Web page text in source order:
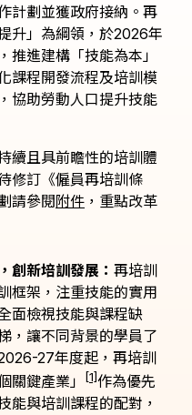
計劃並獲政府接納。再
升」為綱領，於2026年
推進建構「技能為本」
課程開發流程及培訓模
協助勞動人口提升技能
續且具前瞻性的培訓體
修訂《僱員再培訓條
請參閱附件 ，重點改革
創新培訓發展： 再培訓
框架，注重技能的實用
面檢視技能與課程缺
，讓不同背景的學員了
27年度起，再培訓
關鍵產業」
[1]作為優先
能與培訓課程的配對，